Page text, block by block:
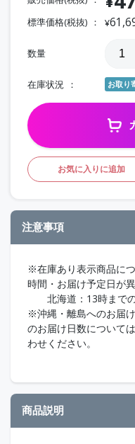
標準価格(税抜) ¥
数量
在庫状況 お取り
お気に入りに追加
注意事項
※在庫あり表示商品に
時間・お届け予定日が異
北海道：13時までの
※沖縄・離島へのお届
のお届け日数について
わせください。
商品説明